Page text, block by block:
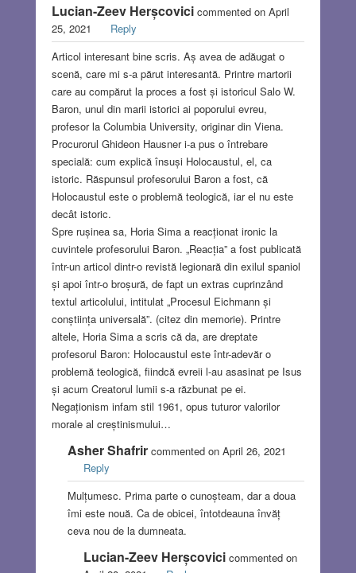
Lucian-Zeev Herșcovicicommented on April
25, 2021
Reply
Articol interesant bine scris. Aș avea de adăugat o
scenă, care mi s-a părut interesantă. Printre martorii
care au compărut la proces a fost și istoricul Salo W.
Baron, unul din marii istorici ai poporului evreu,
profesor la Columbia University, originar din Viena.
Procurorul Ghideon Hausner i-a pus o întrebare
specială: cum explică însuși Holocaustul, el, ca
istoric. Răspunsul profesorului Baron a fost, că
Holocaustul este o problemă teologică, iar el nu este
decât istoric.
Spre rușinea sa, Horia Sima a reacționat ironic la
cuvintele profesorului Baron. „Reacția” a fost publicată
într-un articol dintr-o revistă legionară din exilul spaniol
și apoi într-o broșură, de fapt un extras cuprinzând
textul articolului, intitulat „Procesul Eichmann și
conștiința universală”. (citez din memorie). Printre
altele, Horia Sima a scris că da, are dreptate
profesorul Baron: Holocaustul este într-adevăr o
problemă teologică, fiindcă evreii l-au asasinat pe Isus
și acum Creatorul lumii s-a răzbunat pe ei.
Negaționism infam stil 1961, opus tuturor valorilor
morale al creștinismului…
Asher Shafrircommented on April 26, 2021
Reply
Mulțumesc. Prima parte o cunoșteam, dar a doua
îmi este nouă. Ca de obicei, întotdeauna învăț
ceva nou de la dumneata.
Lucian-Zeev Herșcovicicommented on